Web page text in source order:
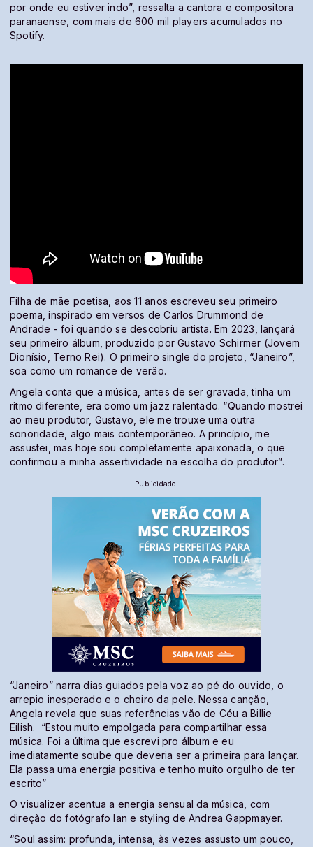
por onde eu estiver indo”, ressalta a cantora e compositora
paranaense, com mais de 600 mil players acumulados no
Spotify.
Filha de mãe poetisa, aos 11 anos escreveu seu primeiro
poema, inspirado em versos de Carlos Drummond de
Andrade - foi quando se descobriu artista. Em 2023, lançará
seu primeiro álbum, produzido por Gustavo Schirmer (Jovem
Dionísio, Terno Rei). O primeiro single do projeto, “Janeiro”,
soa como um romance de verão.
Angela conta que a música, antes de ser gravada, tinha um
ritmo diferente, era como um jazz ralentado. “Quando mostrei
ao meu produtor, Gustavo, ele me trouxe uma outra
sonoridade, algo mais contemporâneo. A princípio, me
assustei, mas hoje sou completamente apaixonada, o que
confirmou a minha assertividade na escolha do produtor”.
Publicidade:
“Janeiro” narra dias guiados pela voz ao pé do ouvido, o
arrepio inesperado e o cheiro da pele. Nessa canção,
Angela revela que suas referências vão de Céu a Billie
Eilish. “Estou muito empolgada para compartilhar essa
música. Foi a última que escrevi pro álbum e eu
imediatamente soube que deveria ser a primeira para lançar.
Ela passa uma energia positiva e tenho muito orgulho de ter
escrito”
O visualizer acentua a energia sensual da música, com
direção do fotógrafo Ian e styling de Andrea Gappmayer.
“Soul assim: profunda, intensa, às vezes assusto um pouco,